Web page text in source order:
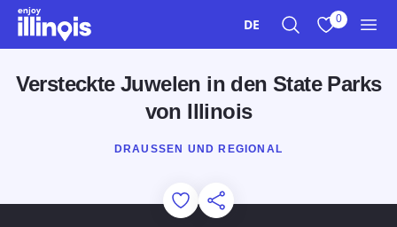
Zum Hauptinhalt springen
DE 0
Versteckte Juwelen in den State Parks
von Illinois
DRAUSSEN UND REGIONAL
Add to Favorites
Diese Seite teilen